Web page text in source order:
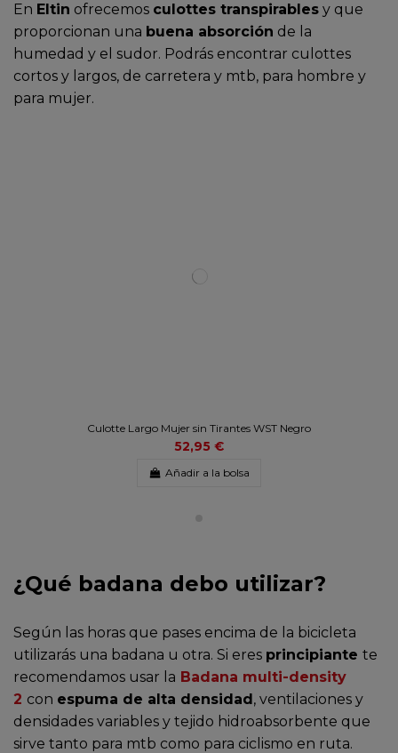
En Eltin ofrecemos culottes transpirables y que
proporcionan una buena absorción de la
humedad y el sudor. Podrás encontrar culottes
cortos y largos, de carretera y mtb, para hombre y
para mujer.
Culotte Largo Mujer sin Tirantes WST Negro
52,95 €
Añadir a la bolsa
¿Qué badana debo utilizar?
Según las horas que pases encima de la bicicleta
utilizarás una badana u otra. Si eres principiante te
recomendamos usar la Badana multi-density
2 con espuma de alta densidad , ventilaciones y
densidades variables y tejido hidroabsorbente que
sirve tanto para mtb como para ciclismo en ruta.